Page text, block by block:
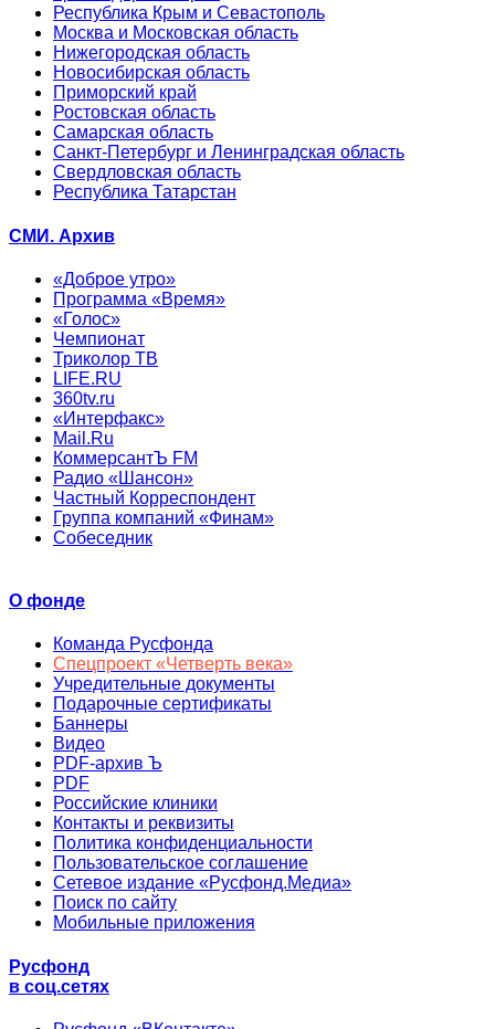
Республика Крым и Севастополь
Москва и Московская область
Нижегородская область
Новосибирская область
Приморский край
Ростовская область
Самарская область
Санкт-Петербург и Ленинградская область
Свердловская область
Республика Татарстан
СМИ. Архив
«Доброе утро»
Программа «Время»
«Голос»
Чемпионат
Триколор ТВ
LIFE.RU
360tv.ru
«Интерфакс»
Mail.Ru
КоммерсантЪ FM
Радио «Шансон»
Частный Корреспондент
Группа компаний «Финам»
Собеседник
О фонде
Команда Русфонда
Спецпроект «Четверть века»
Учредительные документы
Подарочные сертификаты
Баннеры
Видео
PDF-архив Ъ
PDF
Российские клиники
Контакты и реквизиты
Политика конфиденциальности
Пользовательское соглашение
Сетевое издание «Русфонд.Медиа»
Поиск по сайту
Мобильные приложения
Русфонд
в соц.сетях